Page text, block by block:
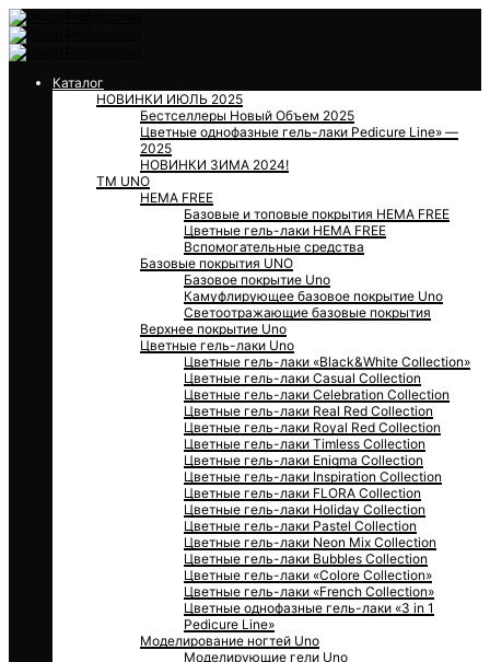
Каталог
НОВИНКИ ИЮЛЬ 2025
Бестселлеры Новый Объем 2025
Цветные однофазные гель-лаки Pedicure Line» —
2025
НОВИНКИ ЗИМА 2024!
ТМ UNO
HEMA FREE
Базовые и топовые покрытия HEMA FREE
Цветные гель-лаки HEMA FREE
Вспомогательные средства
Базовые покрытия UNO
Базовое покрытие Uno
Камуфлирующее базовое покрытие Uno
Светоотражающие базовые покрытия
Верхнее покрытие Uno
Цветные гель-лаки Uno
Цветные гель-лаки «Black&White Collection»
Цветные гель-лаки Casual Collection
Цветные гель-лаки Celebration Collection
Цветные гель-лаки Real Red Collection
Цветные гель-лаки Royal Red Collection
Цветные гель-лаки Timless Collection
Цветные гель-лаки Enigma Collection
Цветные гель-лаки Inspiration Collection
Цветные гель-лаки FLORA Collection
Цветные гель-лаки Holiday Collection
Цветные гель-лаки Pastel Collection
Цветные гель-лаки Neon Mix Collection
Цветные гель-лаки Bubbles Collection
Цветные гель-лаки «Colore Collection»
Цветные гель-лаки «Frеnch Collection»
Цветные однофазные гель-лаки «3 in 1
Pedicure Line»
Моделирование ногтей Uno
Моделирующие гели Uno